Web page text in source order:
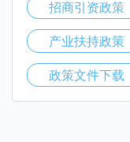
招商引资政策
产业扶持政策
政策文件下载